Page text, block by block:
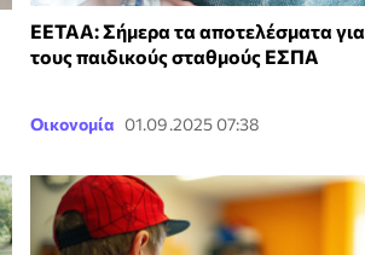
ΕΕΤΑΑ: Σήμερα τα αποτελέσματα για
τους παιδικούς σταθμούς ΕΣΠΑ
Οικονομία 01.09.2025 07:38